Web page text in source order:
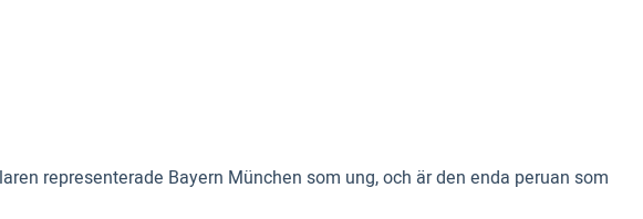
representerade Bayern München som ung, och är den enda peruan som